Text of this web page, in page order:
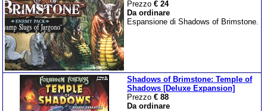
Prezzo € 24
Da ordinare
Espansione di Shadows of Brimstone.
Shadows of Brimstone: Temple of
Shadows [Deluxe Expansion]
Prezzo € 88
Da ordinare